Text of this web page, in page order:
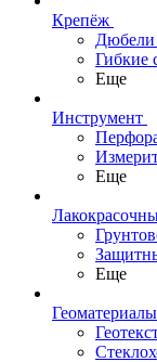
Крепёж
Дюбели
Гибкие
Еще
Инструмент
Еще
Еще
Геоматериалы